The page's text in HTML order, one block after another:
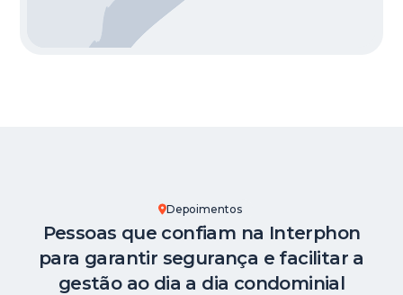
Depoimentos
Pessoas que confiam na Interphon
para garantir segurança e facilitar a
gestão ao dia a dia condominial